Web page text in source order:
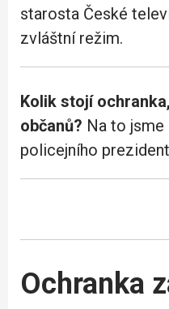
starosta České
zvláštní režim.
Kolik stojí
občanů? Na to
policejního prezident
Ochranka